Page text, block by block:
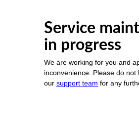
Service
in progress
We are working for you and
inconvenience. Please do not
our support team for any